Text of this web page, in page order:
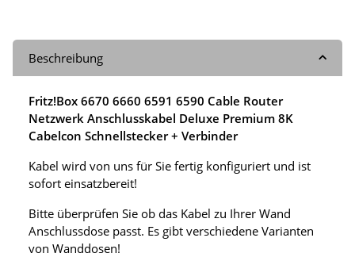
Beschreibung
Fritz!Box 6670 6660 6591 6590 Cable Router
Netzwerk Anschlusskabel Deluxe Premium 8K
Cabelcon Schnellstecker + Verbinder
Kabel wird von uns für Sie fertig konfiguriert und ist
sofort einsatzbereit!
Bitte überprüfen Sie ob das Kabel zu Ihrer Wand
Anschlussdose passt. Es gibt verschiedene Varianten
von Wanddosen!